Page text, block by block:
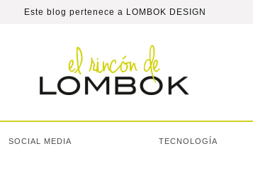
Este blog pertenece a LOMBOK DESIGN
SOCIAL MEDIA TECNOLOGÍA